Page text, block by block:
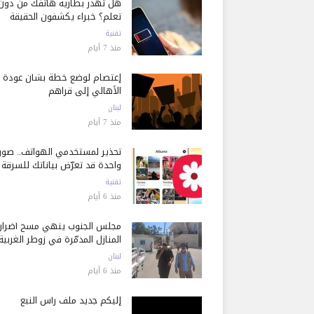
تعلم؟ خبراء يكشفون الحقيقة
تقنية
منذ 7 أيام
إعتصام لوضع خطة بشأن عودة
الأهالي إلى قراهم
لبنان
منذ 7 أيام
تحذير لمستخدمي الهواتف..
واحدة قد تعرّض بياناتك للسرقة
تقنية
منذ 6 أيام
مجلس الجنوب ينهي مسح أضرار
المنازل المدمّرة في زوطر الغربية
لبنان
منذ 6 أيام
إليكم جديد ملف رأس النبع